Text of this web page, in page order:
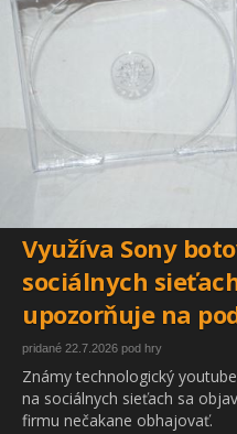
Využíva Sony
sociálnych
upozorňuje na
pridané 22.7.2026 pod hry
Známy technologický
na sociálnych sieťach sa
firmu nečakane obhajovať.